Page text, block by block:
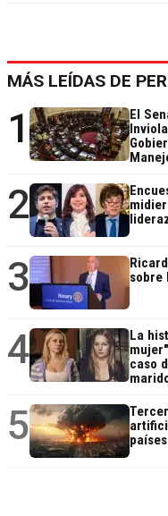
MÁS LEÍDAS DE
1
El
2
3
sobre
4
La
caso
5